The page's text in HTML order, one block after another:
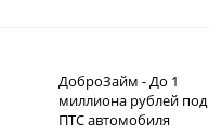
ДоброЗайм - До 1
миллиона рублей под
ПТС автомобиля